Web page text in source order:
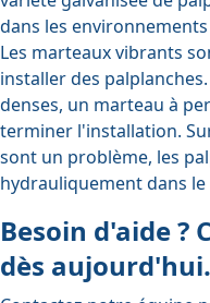
dans les
Les marteaux vibrants
installer des
denses, un marteau à
terminer l'installation.
sont un problème, les
hydrauliquement dans le
Besoin d'aide ?
dès aujourd'hui.